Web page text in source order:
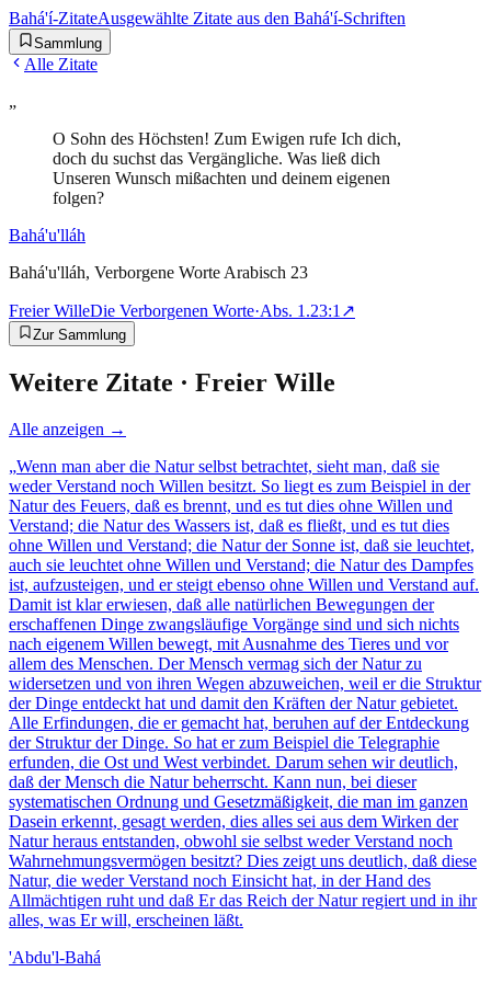
Bahá'í-ZitateAusgewählte Zitate aus den Bahá'í-Schriften
Sammlung
Alle Zitate
„
O Sohn des Höchsten! Zum Ewigen rufe Ich dich,
doch du suchst das Vergängliche. Was ließ dich
Unseren Wunsch mißachten und deinem eigenen
folgen?
Bahá'u'lláh
Bahá'u'lláh, Verborgene Worte Arabisch 23
Freier WilleDie Verborgenen Worte·Abs. 1.23:1 ↗
Zur Sammlung
Weitere Zitate · Freier Wille
Alle anzeigen →
„Wenn man aber die Natur selbst betrachtet, sieht man, daß sie
weder Verstand noch Willen besitzt. So liegt es zum Beispiel in der
Natur des Feuers, daß es brennt, und es tut dies ohne Willen und
Verstand; die Natur des Wassers ist, daß es fließt, und es tut dies
ohne Willen und Verstand; die Natur der Sonne ist, daß sie leuchtet,
auch sie leuchtet ohne Willen und Verstand; die Natur des Dampfes
ist, aufzusteigen, und er steigt ebenso ohne Willen und Verstand auf.
Damit ist klar erwiesen, daß alle natürlichen Bewegungen der
erschaffenen Dinge zwangsläufige Vorgänge sind und sich nichts
nach eigenem Willen bewegt, mit Ausnahme des Tieres und vor
allem des Menschen. Der Mensch vermag sich der Natur zu
widersetzen und von ihren Wegen abzuweichen, weil er die Struktur
der Dinge entdeckt hat und damit den Kräften der Natur gebietet.
Alle Erfindungen, die er gemacht hat, beruhen auf der Entdeckung
der Struktur der Dinge. So hat er zum Beispiel die Telegraphie
erfunden, die Ost und West verbindet. Darum sehen wir deutlich,
daß der Mensch die Natur beherrscht. Kann nun, bei dieser
systematischen Ordnung und Gesetzmäßigkeit, die man im ganzen
Dasein erkennt, gesagt werden, dies alles sei aus dem Wirken der
Natur heraus entstanden, obwohl sie selbst weder Verstand noch
Wahrnehmungsvermögen besitzt? Dies zeigt uns deutlich, daß diese
Natur, die weder Verstand noch Einsicht hat, in der Hand des
Allmächtigen ruht und daß Er das Reich der Natur regiert und in ihr
alles, was Er will, erscheinen läßt.
'Abdu'l-Bahá